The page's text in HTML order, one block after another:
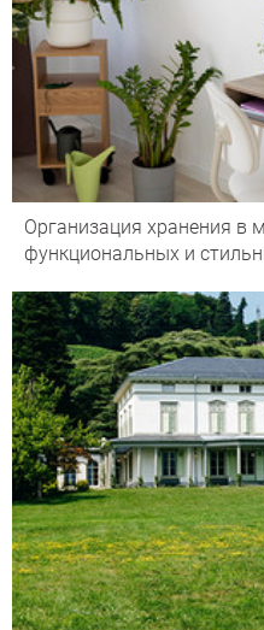
Организация хранения в
функциональных и